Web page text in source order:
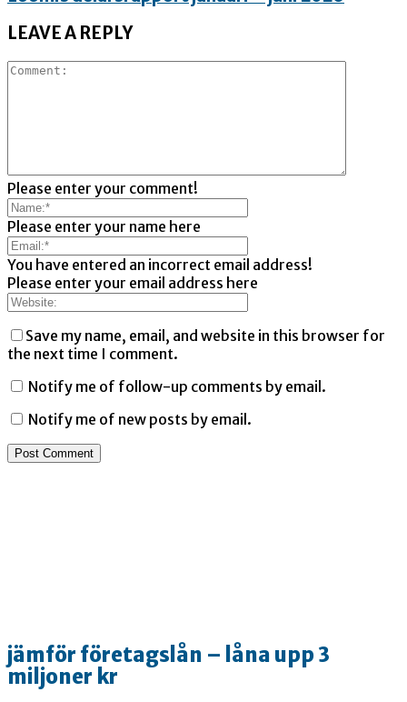
LEAVE A REPLY
Please enter your comment!
Please enter your name here
You have entered an incorrect email address!
Please enter your email address here
Save my name, email, and website in this browser for
the next time I comment.
Notify me of follow-up comments by email.
Notify me of new posts by email.
jämför företagslån – låna upp 3
miljoner kr